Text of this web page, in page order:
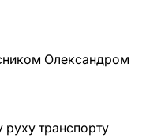
Олександром
руху транспорту